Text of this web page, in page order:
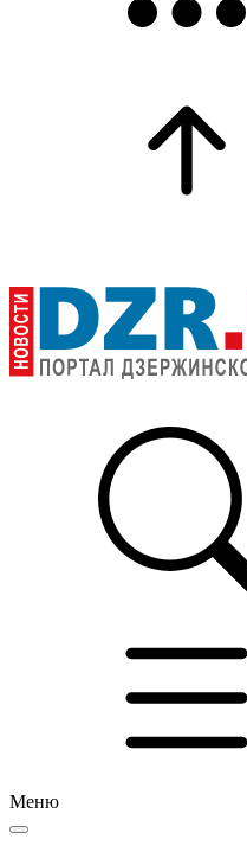
Меню